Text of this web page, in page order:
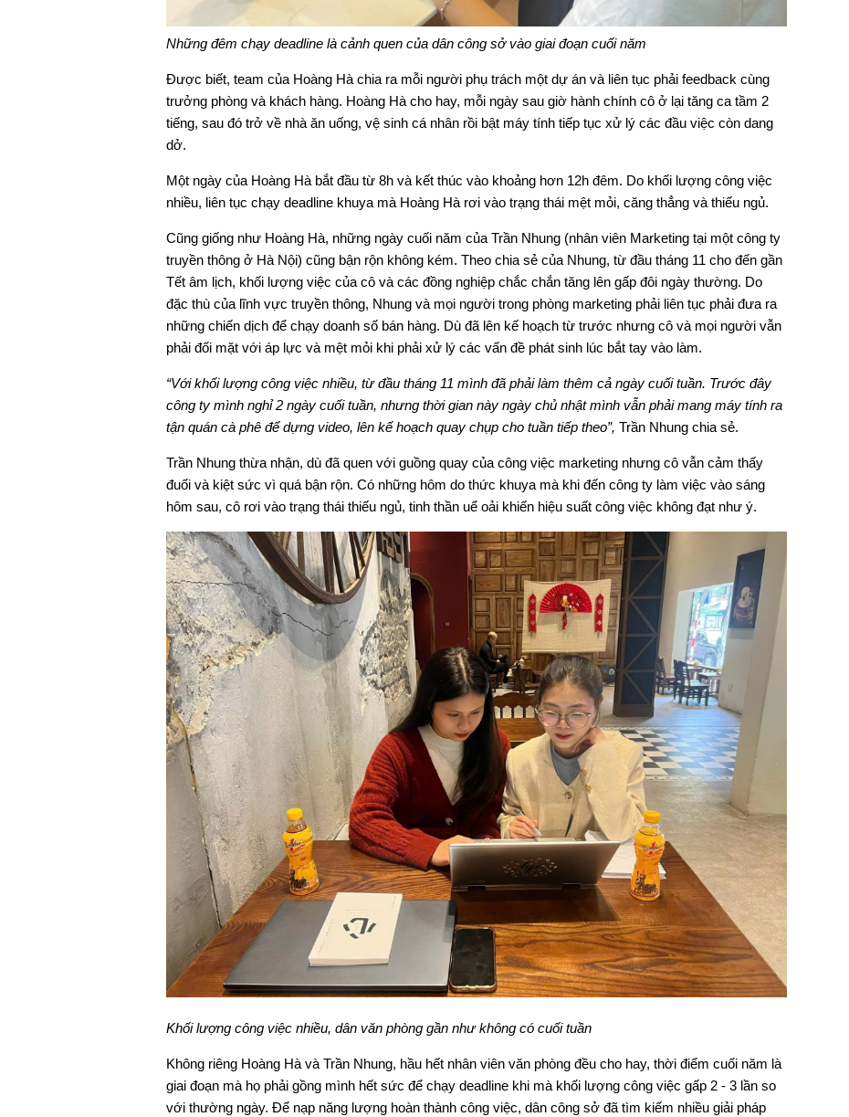
Những đêm chạy deadline là cảnh quen của dân công sở vào giai đoạn cuối năm
Được biết, team của Hoàng Hà chia ra mỗi người phụ trách một dự án và liên tục phải feedback cùng
trưởng phòng và khách hàng. Hoàng Hà cho hay, mỗi ngày sau giờ hành chính cô ở lại tăng ca tầm 2
tiếng, sau đó trở về nhà ăn uống, vệ sinh cá nhân rồi bật máy tính tiếp tục xử lý các đầu việc còn dang
dở.
Một ngày của Hoàng Hà bắt đầu từ 8h và kết thúc vào khoảng hơn 12h đêm. Do khối lượng công việc
nhiều, liên tục chạy deadline khuya mà Hoàng Hà rơi vào trạng thái mệt mỏi, căng thẳng và thiếu ngủ.
Cũng giống như Hoàng Hà, những ngày cuối năm của Trần Nhung (nhân viên Marketing tại một công ty
truyền thông ở Hà Nội) cũng bận rộn không kém. Theo chia sẻ của Nhung, từ đầu tháng 11 cho đến gần
Tết âm lịch, khối lượng việc của cô và các đồng nghiệp chắc chắn tăng lên gấp đôi ngày thường. Do
đặc thù của lĩnh vực truyền thông, Nhung và mọi người trong phòng marketing phải liên tục phải đưa ra
những chiến dịch để chạy doanh số bán hàng. Dù đã lên kế hoạch từ trước nhưng cô và mọi người vẫn
phải đối mặt với áp lực và mệt mỏi khi phải xử lý các vấn đề phát sinh lúc bắt tay vào làm.
“Với khối lượng công việc nhiều, từ đầu tháng 11 mình đã phải làm thêm cả ngày cuối tuần. Trước đây
công ty mình nghỉ 2 ngày cuối tuần, nhưng thời gian này ngày chủ nhật mình vẫn phải mang máy tính ra
tận quán cà phê để dựng video, lên kế hoạch quay chụp cho tuần tiếp theo”, Trần Nhung chia sẻ.
Trần Nhung thừa nhận, dù đã quen với guồng quay của công việc marketing nhưng cô vẫn cảm thấy
đuối và kiệt sức vì quá bận rộn. Có những hôm do thức khuya mà khi đến công ty làm việc vào sáng
hôm sau, cô rơi vào trạng thái thiếu ngủ, tinh thần uể oải khiến hiệu suất công việc không đạt như ý.
Khối lượng công việc nhiều, dân văn phòng gần như không có cuối tuần
Không riêng Hoàng Hà và Trần Nhung, hầu hết nhân viên văn phòng đều cho hay, thời điểm cuối năm là
giai đoạn mà họ phải gồng mình hết sức để chạy deadline khi mà khối lượng công việc gấp 2 - 3 lần so
với thường ngày. Để nạp năng lượng hoàn thành công việc, dân công sở đã tìm kiếm nhiều giải pháp